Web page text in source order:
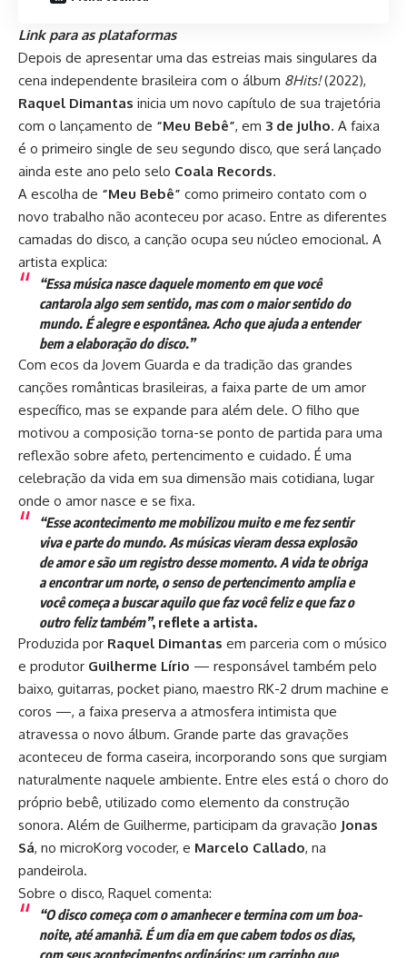
Link para as plataformas
Depois de apresentar uma das estreias mais singulares da
cena independente brasileira com o álbum 8Hits!(2022),
Raquel Dimantas inicia um novo capítulo de sua trajetória
com o lançamento de “Meu Bebê”, em 3 de julho. A faixa
é o primeiro single de seu segundo disco, que será lançado
ainda este ano pelo selo Coala Records.
A escolha de “Meu Bebê” como primeiro contato com o
novo trabalho não aconteceu por acaso. Entre as diferentes
camadas do disco, a canção ocupa seu núcleo emocional. A
artista explica:
“Essa música nasce daquele momento em que você
cantarola algo sem sentido, mas com o maior sentido do
mundo. É alegre e espontânea. Acho que ajuda a entender
bem a elaboração do disco.”
Com ecos da Jovem Guarda e da tradição das grandes
canções românticas brasileiras, a faixa parte de um amor
específico, mas se expande para além dele. O filho que
motivou a composição torna-se ponto de partida para uma
reflexão sobre afeto, pertencimento e cuidado. É uma
celebração da vida em sua dimensão mais cotidiana, lugar
onde o amor nasce e se fixa.
“Esse acontecimento me mobilizou muito e me fez sentir
viva e parte do mundo. As músicas vieram dessa explosão
de amor e são um registro desse momento. A vida te obriga
a encontrar um norte, o senso de pertencimento amplia e
você começa a buscar aquilo que faz você feliz e que faz o
outro feliz também”, reflete a artista.
Produzida por Raquel Dimantas em parceria com o músico
e produtor Guilherme Lírio — responsável também pelo
baixo, guitarras, pocket piano, maestro RK-2 drum machine e
coros —, a faixa preserva a atmosfera intimista que
atravessa o novo álbum. Grande parte das gravações
aconteceu de forma caseira, incorporando sons que surgiam
naturalmente naquele ambiente. Entre eles está o choro do
próprio bebê, utilizado como elemento da construção
sonora. Além de Guilherme, participam da gravação Jonas
Sá, no microKorg vocoder, e Marcelo Callado, na
pandeirola.
Sobre o disco, Raquel comenta:
“O disco começa com o amanhecer e termina com um boa-
noite, até amanhã. É um dia em que cabem todos os dias,